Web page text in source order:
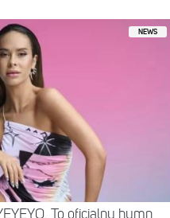
NEWS
To oficjalny hymn